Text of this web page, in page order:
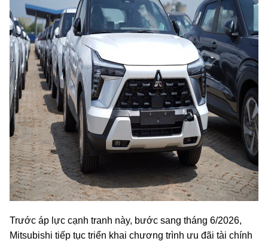
Trước áp lực cạnh tranh này, bước sang tháng 6/2026,
Mitsubishi tiếp tục triển khai chương trình ưu đãi tài chính